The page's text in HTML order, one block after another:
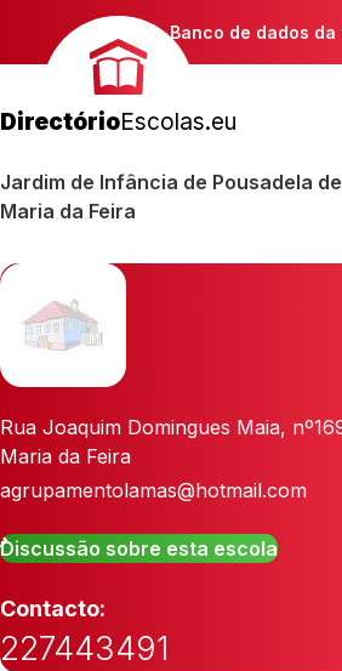
Banco de dados da
DirectórioEscolas.eu
Jardim de Infância de Pousadela
Maria da Feira
Rua Joaquim Domingues Maia,
Maria da Feira
agrupamentolamas@hotmail.com
Discussão sobre esta escola
Contacto:
227443491